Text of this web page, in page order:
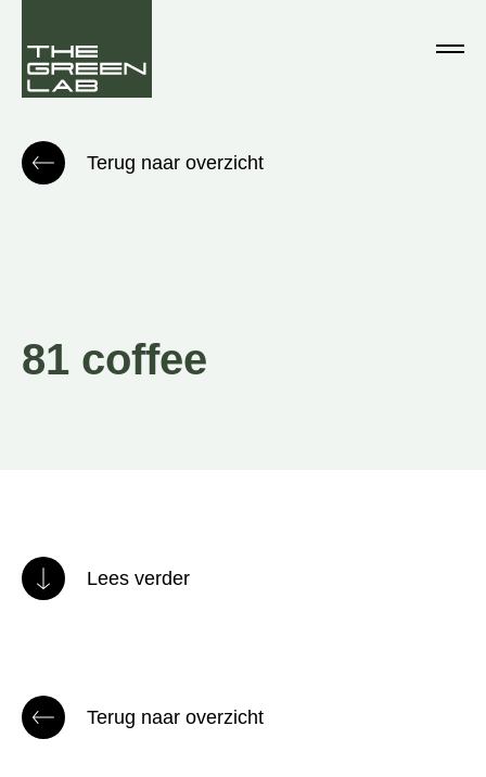
Terug naar overzicht
81 coffee
Lees verder
Terug naar overzicht